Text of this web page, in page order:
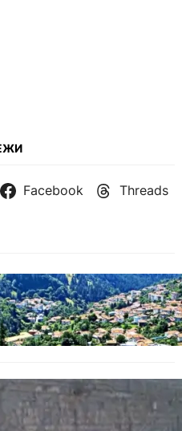
Facebook Threads
за нова схема с
и „вълшебни“ мехлеми
по улица
Варна